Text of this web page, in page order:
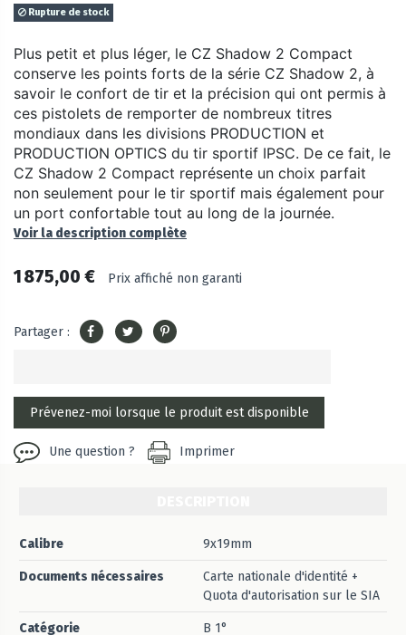
Rupture de stock
Plus petit et plus léger, le CZ Shadow 2 Compact
conserve les points forts de la série CZ Shadow 2, à
savoir le confort de tir et la précision qui ont permis à
ces pistolets de remporter de nombreux titres
mondiaux dans les divisions PRODUCTION et
PRODUCTION OPTICS du tir sportif IPSC. De ce fait, le
CZ Shadow 2 Compact représente un choix parfait
non seulement pour le tir sportif mais également pour
un port confortable tout au long de la journée.
Voir la description complète
1 875,00 € Prix affiché non garanti
Partager :
Une question ? Imprimer
Calibre 9x19mm
Documents nécessaires
Carte nationale d'identité +
Quota d'autorisation sur le SIA
Catégorie B 1°